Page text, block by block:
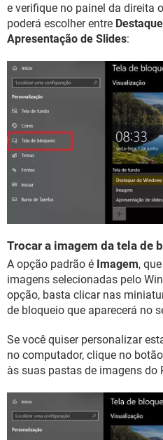
e verifique no painel da direita
poderá escolher entre
Apresentação de Slides:
Trocar a imagem da tela de
A opção padrão é Imagem,
imagens selecionadas pelo
opção, basta clicar nas
de bloqueio que aparecerá no
Se você quiser personalizar
no computador, clique no botão
às suas pastas de imagens do